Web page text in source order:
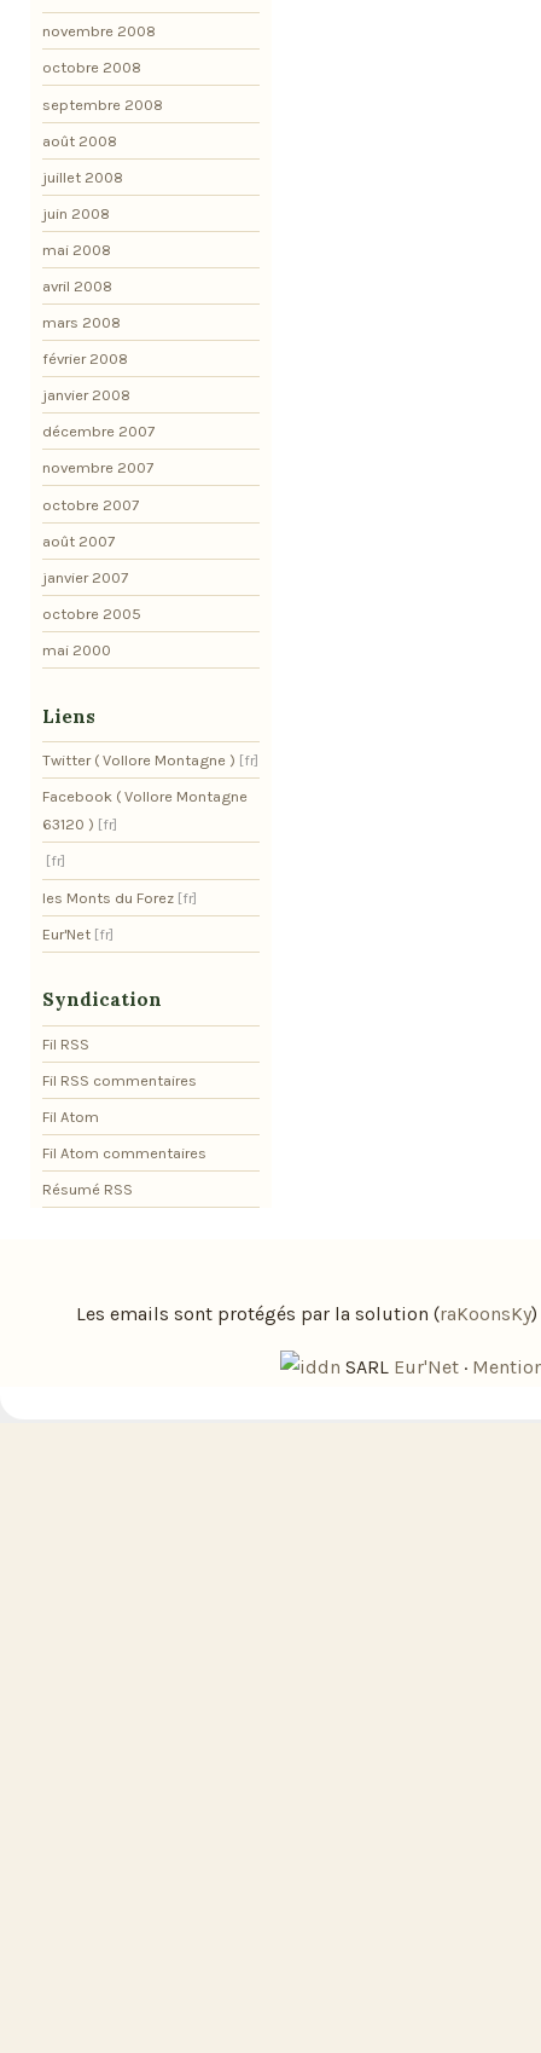
novembre 2008
octobre 2008
septembre 2008
août 2008
juillet 2008
juin 2008
mai 2008
avril 2008
mars 2008
février 2008
janvier 2008
décembre 2007
novembre 2007
octobre 2007
août 2007
janvier 2007
octobre 2005
mai 2000
Liens
Twitter ( Vollore Montagne )
Facebook ( Vollore Montagne
63120 )
les Monts du Forez
Eur'Net
Syndication
Fil RSS
Fil RSS commentaires
Fil Atom
Fil Atom commentaires
Résumé RSS
Les emails sont protégés par la solution (raKoonsKy)
SARL Eur'Net ·